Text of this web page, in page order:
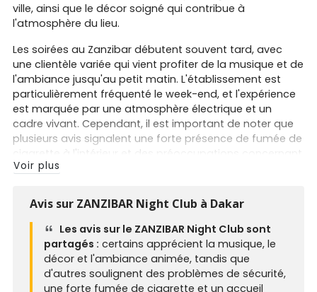
ville, ainsi que le décor soigné qui contribue à
l'atmosphère du lieu.
Les soirées au Zanzibar débutent souvent tard, avec
une clientèle variée qui vient profiter de la musique et de
l'ambiance jusqu'au petit matin. L'établissement est
particulièrement fréquenté le week-end, et l'expérience
est marquée par une atmosphère électrique et un
cadre vivant. Cependant, il est important de noter que
plusieurs avis signalent une forte présence de fumée de
cigarette à l'intérieur et des préoccupations concernant
la sécurité, notamment pour les femmes.
Voir plus
Avis sur ZANZIBAR Night Club à Dakar
Les avis sur le ZANZIBAR Night Club sont
partagés : certains apprécient la musique, le
décor et l'ambiance animée, tandis que
d'autres soulignent des problèmes de sécurité,
une forte fumée de cigarette et un accueil